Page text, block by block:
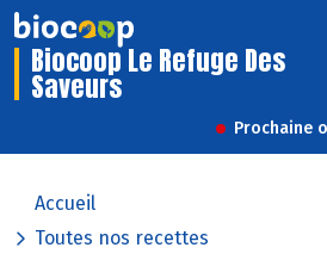
Biocoop Le Refuge Des
Saveurs
Prochaine
Accueil
Toutes nos recettes